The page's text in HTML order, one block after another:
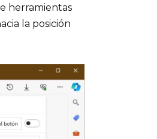
herramientas
la posición